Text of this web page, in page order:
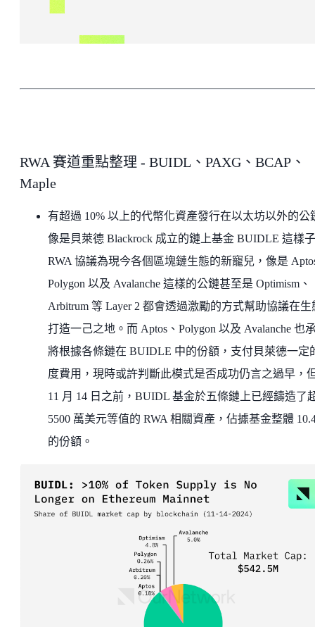
RWA 賽道重點整理 - BUIDL、PAXG、BCAP、
Maple
有超過 10% 以上的代幣化資產發行在以太坊以外的公
像是貝萊德 Blackrock 成立的鏈上基金 BUIDLE 這樣
RWA 協議為現今各個區塊鏈生態的新寵兒，像是
Polygon 以及 Avalanche 這樣的公鏈甚至是 Optimism、
Arbitrum 等 Layer 2 都會透過激勵的方式幫助協議在生
打造一己之地。而 Aptos、Polygon 以及 Avalanche 也
將根據各條鏈在 BUIDLE 中的份額，支付貝萊德一定
度費用，現時或許判斷此模式是否成功仍言之過早，
11 月 14 日之前，BUIDL 基金於五條鏈上已經鑄造了
5500 萬美元等值的 RWA 相關資產，佔據基金整體
的份額。